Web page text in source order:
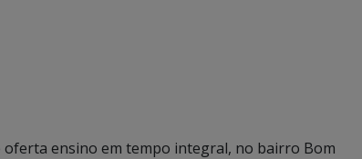
oferta ensino em tempo integral, no bairro Bom